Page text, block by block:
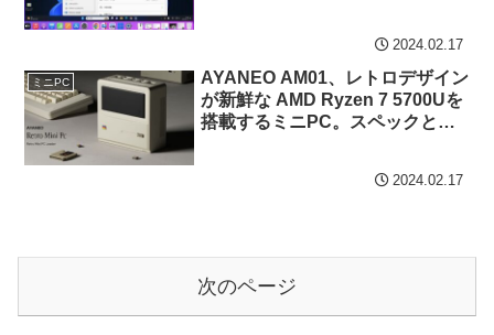
2024.02.17
ミニPC
AYANEO AM01、レトロデザイン
が新鮮な AMD Ryzen 7 5700Uを
搭載するミニPC。スペックと拡
2024.02.17
次のページ